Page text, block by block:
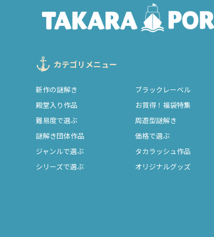
カテゴリメニュー
新作の謎解き
殿堂入り作品
難易度で選ぶ
謎解き団体作品
ジャンルで選ぶ
シリーズで選ぶ
ブラックレーベル
お買得！福袋特集
周遊型謎解き
価格で選ぶ
タカラッシュ作品
オリジナルグッズ